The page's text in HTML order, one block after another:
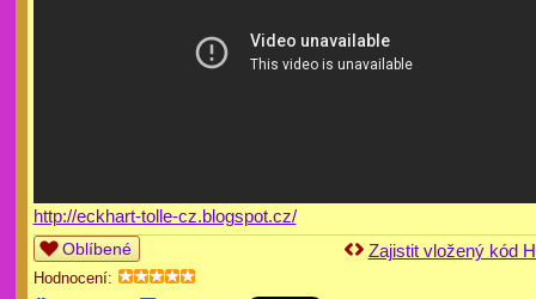
http://eckhart-tolle-cz.blogspot.cz/
Oblíbené
Hodnocení:
Zajistit vložený kód